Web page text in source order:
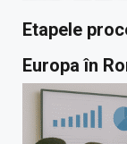
Etapele
Europa în